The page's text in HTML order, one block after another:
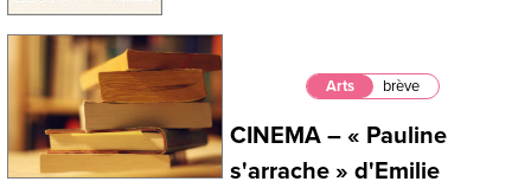
Arts brève
CINEMA – « Pauline
s'arrache » d'Emilie